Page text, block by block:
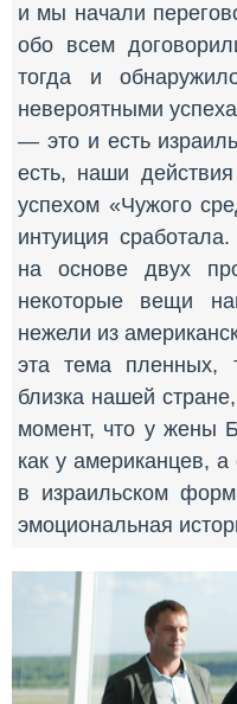
и мы начали
обо всем
тогда и
невероятными
— это и есть
есть, наши
успехом «Чужого
интуиция
на основе двух
некоторые вещи
нежели из
эта тема пленных,
близка нашей
момент, что у жены
как у американцев,
в израильском
эмоциональная